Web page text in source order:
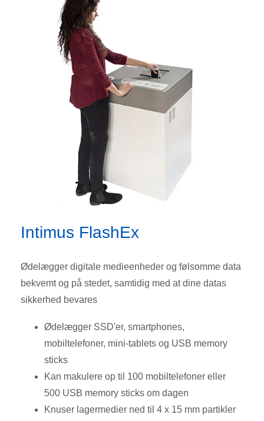
Intimus FlashEx
Ødelægger digitale medieenheder og følsomme data
bekvemt og på stedet, samtidig med at dine datas
sikkerhed bevares
Ødelægger SSD'er, smartphones,
mobiltelefoner, mini-tablets og USB memory
sticks
Kan makulere op til 100 mobiltelefoner eller
500 USB memory sticks om dagen
Knuser lagermedier ned til 4 x 15 mm partikler